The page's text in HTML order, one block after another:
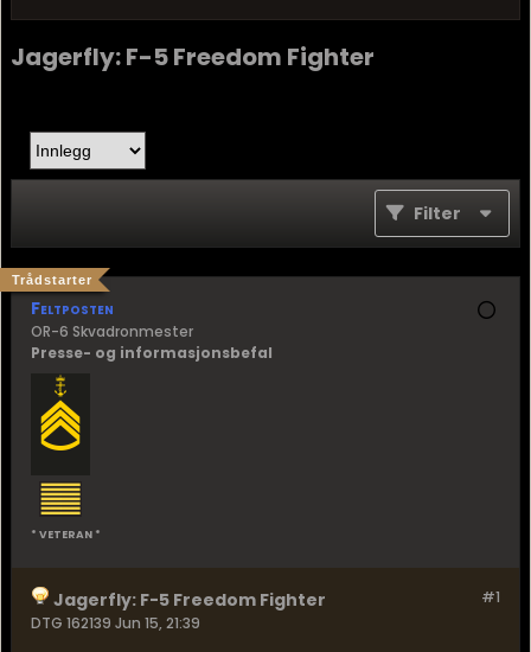
Jagerfly: F-5 Freedom Fighter
Filter
Feltposten
Trådstarter
OR-6 Skvadronmester
Presse- og informasjonsbefal
* VETERAN *
#1
Jagerfly: F-5 Freedom Fighter
DTG 162139 Jun 15, 21:39